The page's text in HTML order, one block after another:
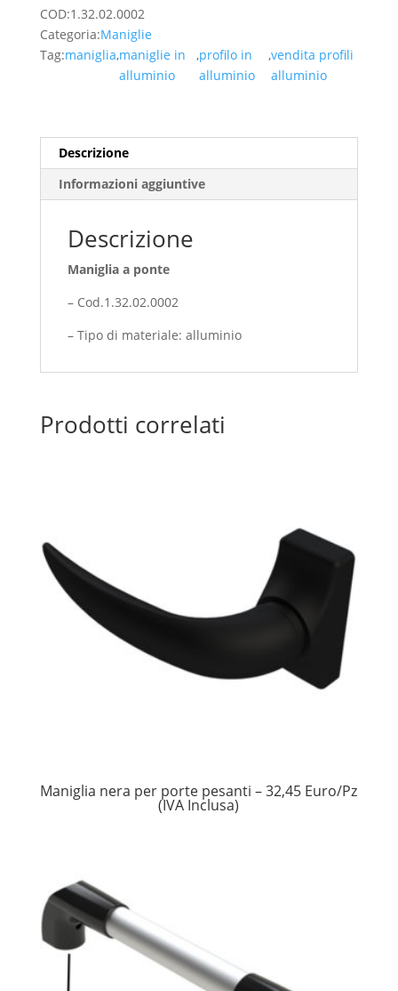
Inclusa)
COD:1.32.02.0002
Categoria:Maniglie
Tag:maniglia,maniglie in
alluminio
,profilo in
alluminio
,vendita profili
alluminio
Descrizione
Informazioni aggiuntive
Descrizione
Maniglia a ponte
– Cod.1.32.02.0002
– Tipo di materiale: alluminio
Prodotti correlati
Maniglia nera per porte pesanti – 32,45 Euro/Pz
(IVA Inclusa)